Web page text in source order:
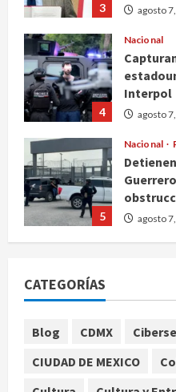
3 agosto
4
Nacional
Interpol
agosto
5
Nacional
agosto
Tierra
SMN
granizo
CATEGORÍAS
Blog CDMX
CIUDAD DE MEXICO